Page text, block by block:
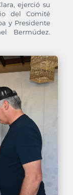
ejerció su
del Comité
y Presidente
Bermúdez.